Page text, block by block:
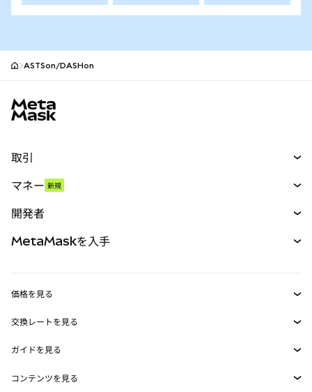
ASTSon/DASHon
取引
パーペチュアル
RWA
マネー 新規
開発者
MetaMask Connect
Snaps
Web3サービス
MetaMaskを入手
セキュリティ
サポート
価格を見る
イーサリアムの価格
Solanaの価格
交換レートを見る
ETH→USD
USDT→INR
ガイドを見る
ETHの購入
コンテンツを見る